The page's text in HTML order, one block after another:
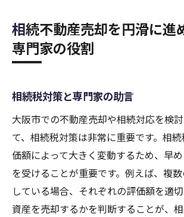
相続不動産売却を円滑に進めるための
専門家の役割
相続税対策と専門家の助言
大阪市での不動産売却や相続対応を検
て、相続税対策は非常に重要です。相
価額によって大きく変動するため、早
を受けることが重要です。例えば、複
している場合、それぞれの評価額を適
資産を売却するかを判断することが、